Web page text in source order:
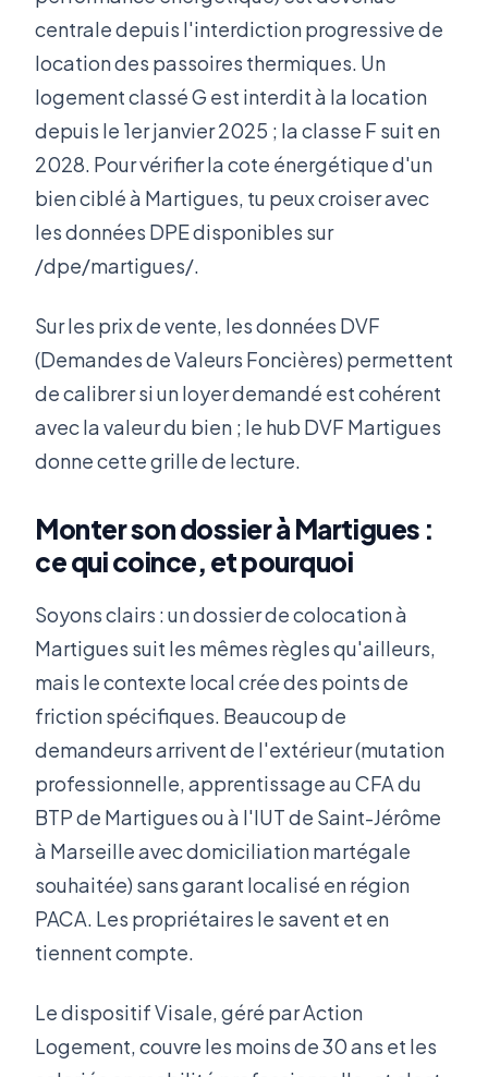
centrale depuis l'interdiction progressive de
location des passoires thermiques. Un
logement classé G est interdit à la location
depuis le 1er janvier 2025 ; la classe F suit en
2028. Pour vérifier la cote énergétique d'un
bien ciblé à Martigues, tu peux croiser avec
les données DPE disponibles sur
/dpe/martigues/.
Sur les prix de vente, les données DVF
(Demandes de Valeurs Foncières) permettent
de calibrer si un loyer demandé est cohérent
avec la valeur du bien ; le hub DVF Martigues
donne cette grille de lecture.
Monter son dossier à Martigues :
ce qui coince, et pourquoi
Soyons clairs : un dossier de colocation à
Martigues suit les mêmes règles qu'ailleurs,
mais le contexte local crée des points de
friction spécifiques. Beaucoup de
demandeurs arrivent de l'extérieur (mutation
professionnelle, apprentissage au CFA du
BTP de Martigues ou à l'IUT de Saint-Jérôme
à Marseille avec domiciliation martégale
souhaitée) sans garant localisé en région
PACA. Les propriétaires le savent et en
tiennent compte.
Le dispositif Visale, géré par Action
Logement, couvre les moins de 30 ans et les